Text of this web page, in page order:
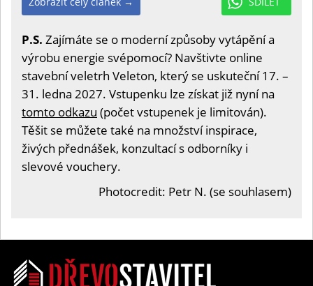
P.S. Zajímáte se o moderní způsoby vytápění a
výrobu energie svépomocí? Navštivte online
stavební veletrh Veleton, který se uskuteční 17. –
31. ledna 2027. Vstupenku lze získat již nyní na
tomto odkazu (počet vstupenek je limitován).
Těšit se můžete také na množství inspirace,
živých přednášek, konzultací s odborníky i
slevové vouchery.
Photocredit: Petr N. (se souhlasem)